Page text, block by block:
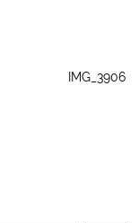
IMG_3906